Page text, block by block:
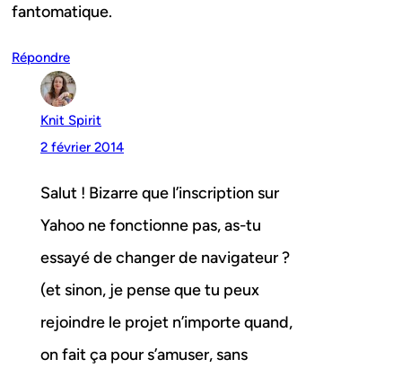
fantomatique.
Répondre
Knit Spirit
2 février 2014
Salut ! Bizarre que l’inscription sur
Yahoo ne fonctionne pas, as-tu
essayé de changer de navigateur ?
(et sinon, je pense que tu peux
rejoindre le projet n’importe quand,
on fait ça pour s’amuser, sans